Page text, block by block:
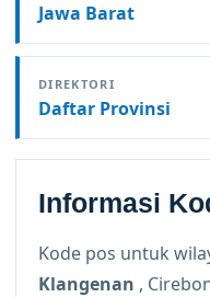
Jawa Barat
DIREKTORI
Daftar Provinsi
Informasi
Kode pos untuk
Klangenan ,